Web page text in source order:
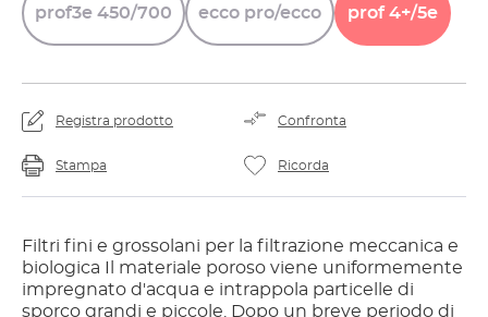
prof3e 450/700 ecco pro/ecco prof 4+/5e
Registra prodotto Confronta
Stampa Ricorda
Filtri fini e grossolani per la filtrazione meccanica e
biologica Il materiale poroso viene uniformemente
impregnato d'acqua e intrappola particelle di
sporco grandi e piccole. Dopo un breve periodo di